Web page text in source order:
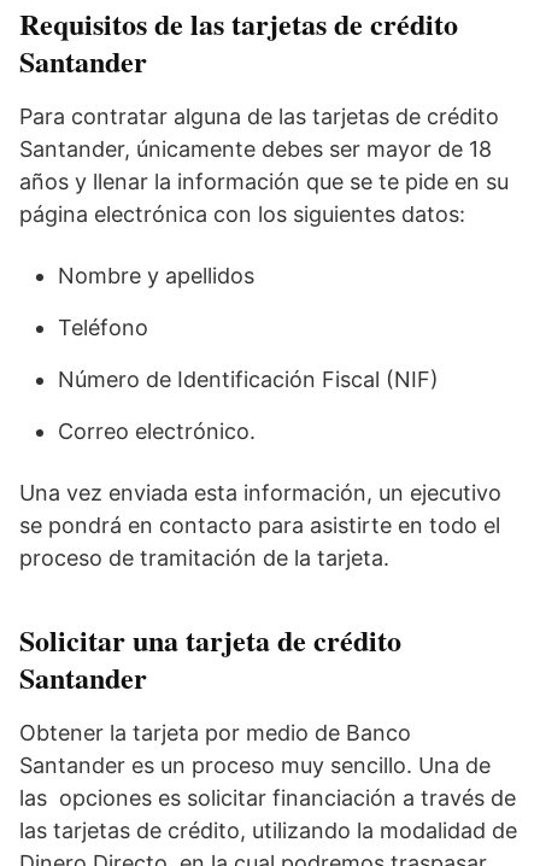
Requisitos de las tarjetas de crédito
Santander
Para contratar alguna de las tarjetas de crédito
Santander, únicamente debes ser mayor de 18
años y llenar la información que se te pide en su
página electrónica con los siguientes datos:
Nombre y apellidos
Teléfono
Número de Identificación Fiscal (NIF)
Correo electrónico.
Una vez enviada esta información, un ejecutivo
se pondrá en contacto para asistirte en todo el
proceso de tramitación de la tarjeta.
Solicitar una tarjeta de crédito
Santander
Obtener la tarjeta por medio de Banco
Santander es un proceso muy sencillo. Una de
las opciones es solicitar financiación a través de
las tarjetas de crédito, utilizando la modalidad de